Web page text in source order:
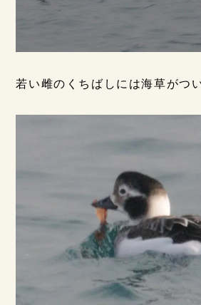
若い雌のくちばしには海草がつ